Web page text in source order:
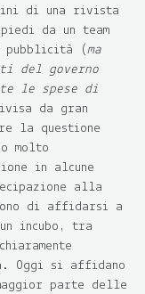
di una rivista
da un team
pubblicità (ma
del governo
le spese di
da gran
la questione
molto
in alcune
alla
di affidarsi a
incubo, tra
Oggi si affidano
parte delle